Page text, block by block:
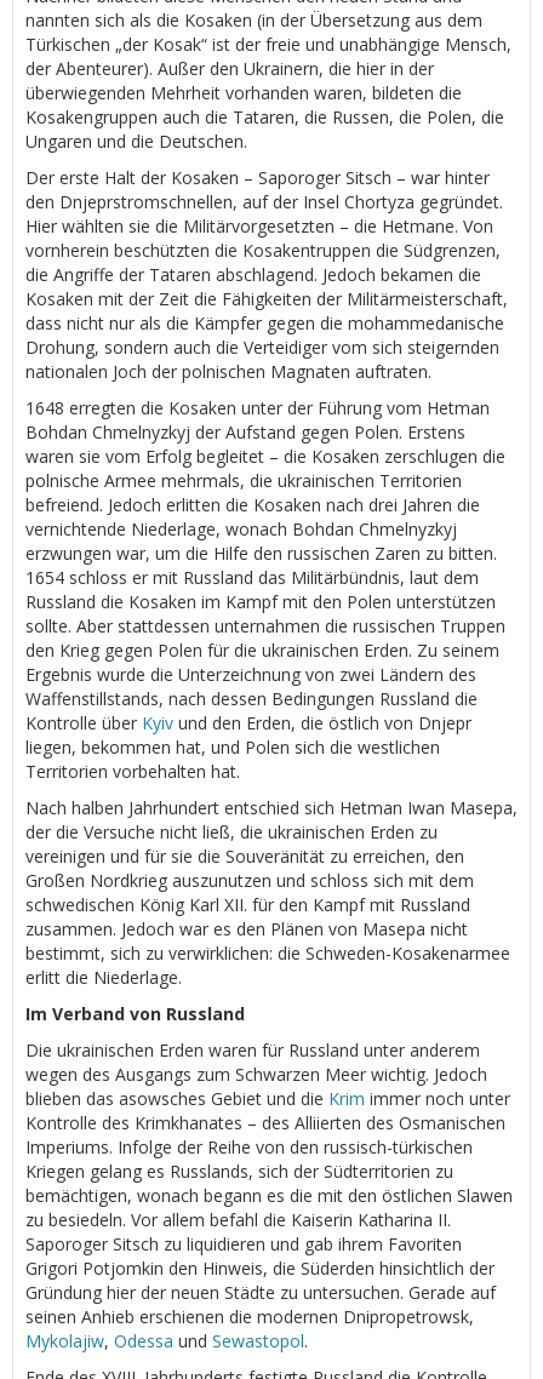
nannten sich als die Kosaken (in der Übersetzung aus dem
Türkischen „der Kosak“ ist der freie und unabhängige Mensch,
der Abenteurer). Außer den Ukrainern, die hier in der
überwiegenden Mehrheit vorhanden waren, bildeten die
Kosakengruppen auch die Tataren, die Russen, die Polen, die
Ungaren und die Deutschen.
Der erste Halt der Kosaken – Saporoger Sitsch – war hinter
den Dnjeprstromschnellen, auf der Insel Chortyza gegründet.
Hier wählten sie die Militärvorgesetzten – die Hetmane. Von
vornherein beschützten die Kosakentruppen die Südgrenzen,
die Angriffe der Tataren abschlagend. Jedoch bekamen die
Kosaken mit der Zeit die Fähigkeiten der Militärmeisterschaft,
dass nicht nur als die Kämpfer gegen die mohammedanische
Drohung, sondern auch die Verteidiger vom sich steigernden
nationalen Joch der polnischen Magnaten auftraten.
1648 erregten die Kosaken unter der Führung vom Hetman
Bohdan Chmelnyzkyj der Aufstand gegen Polen. Erstens
waren sie vom Erfolg begleitet – die Kosaken zerschlugen die
polnische Armee mehrmals, die ukrainischen Territorien
befreiend. Jedoch erlitten die Kosaken nach drei Jahren die
vernichtende Niederlage, wonach Bohdan Chmelnyzkyj
erzwungen war, um die Hilfe den russischen Zaren zu bitten.
1654 schloss er mit Russland das Militärbündnis, laut dem
Russland die Kosaken im Kampf mit den Polen unterstützen
sollte. Aber stattdessen unternahmen die russischen Truppen
den Krieg gegen Polen für die ukrainischen Erden. Zu seinem
Ergebnis wurde die Unterzeichnung von zwei Ländern des
Waffenstillstands, nach dessen Bedingungen Russland die
Kontrolle über Kyiv und den Erden, die östlich von Dnjepr
liegen, bekommen hat, und Polen sich die westlichen
Territorien vorbehalten hat.
Nach halben Jahrhundert entschied sich Hetman Iwan Masepa,
der die Versuche nicht ließ, die ukrainischen Erden zu
vereinigen und für sie die Souveränität zu erreichen, den
Großen Nordkrieg auszunutzen und schloss sich mit dem
schwedischen König Karl XII. für den Kampf mit Russland
zusammen. Jedoch war es den Plänen von Masepa nicht
bestimmt, sich zu verwirklichen: die Schweden-Kosakenarmee
erlitt die Niederlage.
Im Verband von Russland
Die ukrainischen Erden waren für Russland unter anderem
wegen des Ausgangs zum Schwarzen Meer wichtig. Jedoch
blieben das asowsches Gebiet und die Krim immer noch unter
Kontrolle des Krimkhanates – des Alliierten des Osmanischen
Imperiums. Infolge der Reihe von den russisch-türkischen
Kriegen gelang es Russlands, sich der Südterritorien zu
bemächtigen, wonach begann es die mit den östlichen Slawen
zu besiedeln. Vor allem befahl die Kaiserin Katharina II.
Saporoger Sitsch zu liquidieren und gab ihrem Favoriten
Grigori Potjomkin den Hinweis, die Süderden hinsichtlich der
Gründung hier der neuen Städte zu untersuchen. Gerade auf
seinen Anhieb erschienen die modernen Dnipropetrowsk,
Mykolajiw, Odessa und Sewastopol.